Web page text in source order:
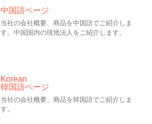
中国語ページ
当社の会社概要、商品を中国語でご紹介しま
す。中国国内の現地法人をご紹介します。
Korean
韓国語ページ
当社の会社概要、商品を韓国語でご紹介しま
す。